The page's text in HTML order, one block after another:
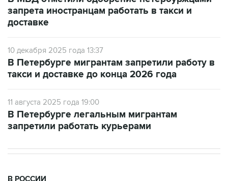
запрета иностранцам работать в такси и
доставке
10 декабря 2025 года 13:37
В Петербурге мигрантам запретили работу в
такси и доставке до конца 2026 года
11 августа 2025 года 19:00
В Петербурге легальным мигрантам
запретили работать курьерами